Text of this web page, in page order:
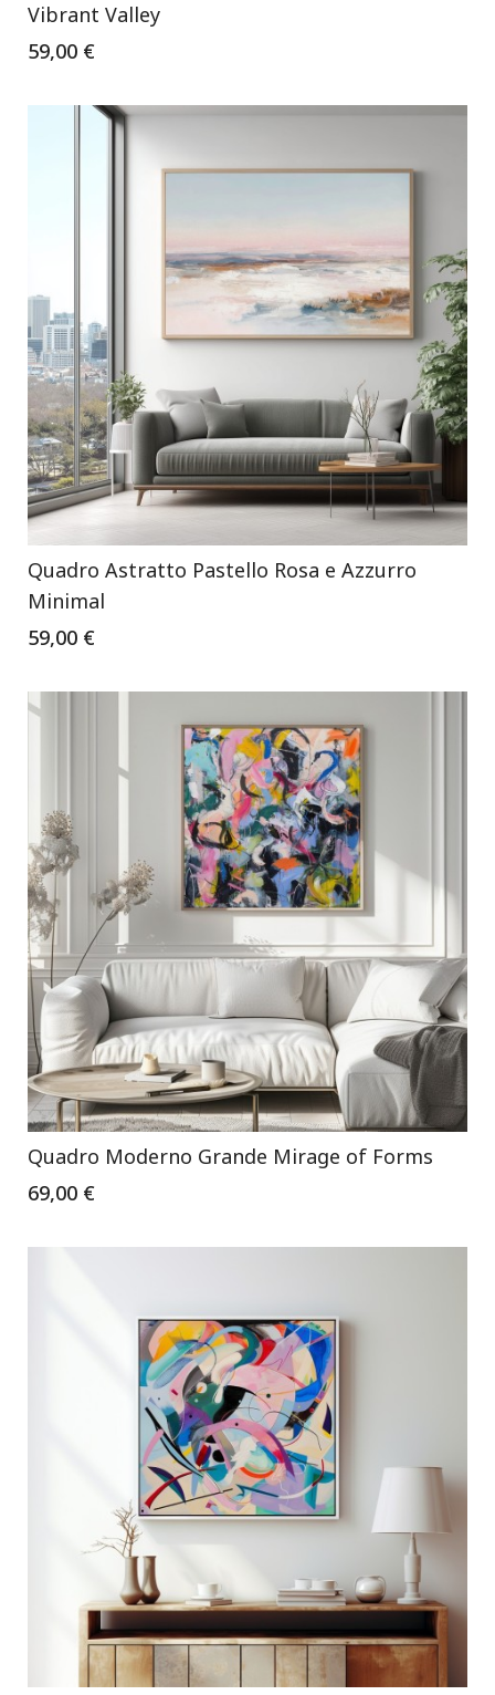
Vibrant Valley
59,00 €
Quadro Astratto Pastello Rosa e Azzurro
Minimal
59,00 €
Quadro Moderno Grande Mirage of Forms
69,00 €